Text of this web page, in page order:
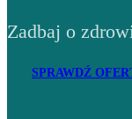
Zadbaj o
SPRAWDŹ